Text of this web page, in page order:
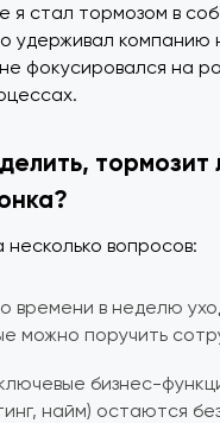
я стал тормозом в
удерживал компанию
фокусировался на
тормозит
несколько вопросов:
времени в неделю
можно поручить
бизнес-
найм) остаются